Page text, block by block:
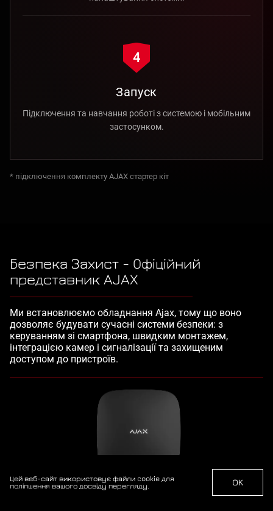
4
Запуск
Підключення та навчання роботі з системою і мобільним
застосунком.
* підключення комплекту AJAX стартер кіт
Безпека Захист - Офіційний
представник AJAX
Ми встановлюємо обладнання Ajax, тому що воно
дозволяє будувати сучасні системи безпеки: з
керуванням зі смартфона, швидким монтажем,
інтеграцією камер і сигналізації та захищеним
доступом до пристроїв.
Цей веб-сайт використовує файли cookie для
поліпшення вашого досвіду перегляду.
OK